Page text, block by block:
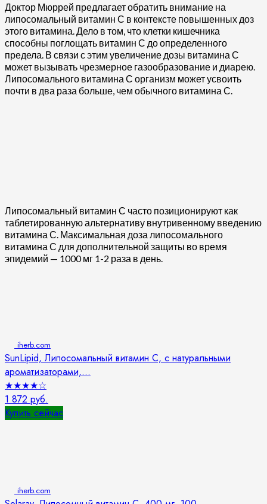
Доктор Мюррей предлагает обратить внимание на
липосомальный витамин С в контексте повышенных доз
этого витамина. Дело в том, что клетки кишечника
способны поглощать витамин С до определенного
предела. В связи с этим увеличение дозы витамина С
может вызывать чрезмерное газообразование и диарею.
Липосомального витамина С организм может усвоить
почти в два раза больше, чем обычного витамина С.
Липосомальный витамин С часто позиционируют как
таблетированную альтернативу внутривенному введению
витамина С. Максимальная доза липосомального
витамина С для дополнительной защиты во время
эпидемий — 1000 мг 1-2 раза в день.
iherb.com
SunLipid, Липосомальный витамин C, с натуральными
ароматизаторами,...
★★★★☆
1 872 руб.
Купить сейчас
iherb.com